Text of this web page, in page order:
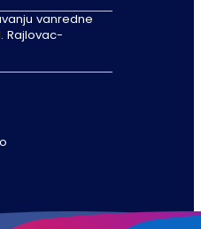
vanredne
Rajlovac-